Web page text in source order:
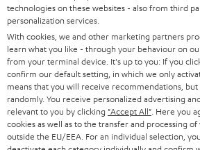
d
u
n
g
SOUNDBARS
STEREO
SMART HOME
BLUETOOTH-LAUTSPRECHER
KOPFHÖRER
PRESSE & MARKETING
GESCHÄFTSKUNDEN
PARTNERPROGRAMM
Teufel Onlineshops
DEUTSCHLAND
ÖSTERREICH
SCHWEIZ
technologies on these websites - also from third
personalization services.
With cookies, we and other marketing partners
learn what you like - through your behaviour on
from your terminal device. It's up to you: If you
confirm our default setting, in which we only
means that you will receive recommendations,
randomly. You receive personalized advertising
relevant to you by clicking "Accept All" . Here you
cookies as well as to the transfer and processing
outside the EU/EEA. For an individual selection,